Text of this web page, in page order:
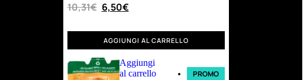
10,31€ 6,50€
AGGIUNGI AL CARRELLO
Aggiungi
al carrello
PROMO